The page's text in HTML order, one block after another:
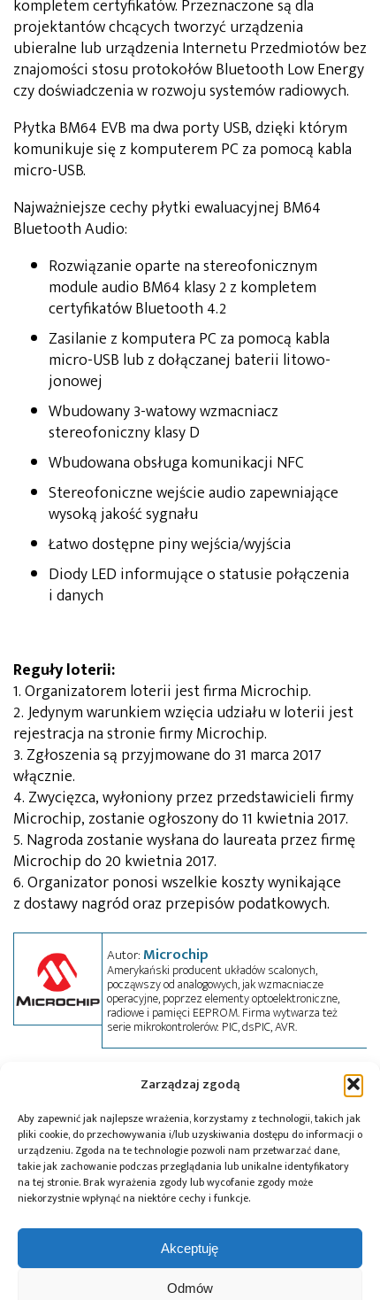
Zarządzaj zgodą
Aby zapewnić jak najlepsze wrażenia, korzystamy z technologii, takich jak
pliki cookie, do przechowywania i/lub uzyskiwania dostępu do informacji o
urządzeniu. Zgoda na te technologie pozwoli nam przetwarzać dane,
takie jak zachowanie podczas przeglądania lub unikalne identyfikatory
na tej stronie. Brak wyrażenia zgody lub wycofanie zgody może
niekorzystnie wpłynąć na niektóre cechy i funkcje.
Akceptuję
Odmów
kompletem certyfikatów. Przeznaczone są dla
projektantów chcących tworzyć urządzenia
ubieralne lub urządzenia Internetu Przedmiotów bez
znajomości stosu protokołów Bluetooth Low Energy
czy doświadczenia w rozwoju systemów radiowych.
Płytka BM64 EVB ma dwa porty USB, dzięki którym
komunikuje się z komputerem PC za pomocą kabla
micro-USB.
Najważniejsze cechy płytki ewaluacyjnej BM64
Bluetooth Audio:
Rozwiązanie oparte na stereofonicznym
module audio BM64 klasy 2 z kompletem
certyfikatów Bluetooth 4.2
Zasilanie z komputera PC za pomocą kabla
micro-USB lub z dołączanej baterii litowo-
jonowej
Wbudowany 3-watowy wzmacniacz
stereofoniczny klasy D
Wbudowana obsługa komunikacji NFC
Stereofoniczne wejście audio zapewniające
wysoką jakość sygnału
Łatwo dostępne piny wejścia/wyjścia
Diody LED informujące o statusie połączenia
i danych
Reguły loterii:
1. Organizatorem loterii jest firma Microchip.
2. Jedynym warunkiem wzięcia udziału w loterii jest
rejestracja na stronie firmy Microchip.
3. Zgłoszenia są przyjmowane do 31 marca 2017
włącznie.
4. Zwycięzca, wyłoniony przez przedstawicieli firmy
Microchip, zostanie ogłoszony do 11 kwietnia 2017.
5. Nagroda zostanie wysłana do laureata przez firmę
Microchip do 20 kwietnia 2017.
6. Organizator ponosi wszelkie koszty wynikające
z dostawy nagród oraz przepisów podatkowych.
Autor:Microchip
Amerykański producent układów scalonych,
począwszy od analogowych, jak wzmacniacze
operacyjne, poprzez elementy optoelektroniczne,
radiowe i pamięci EEPROM. Firma wytwarza też
serie mikrokontrolerów: PIC, dsPIC, AVR.
konkurs,Microchip,news
Przeczytaj również:
Microchip i Micron